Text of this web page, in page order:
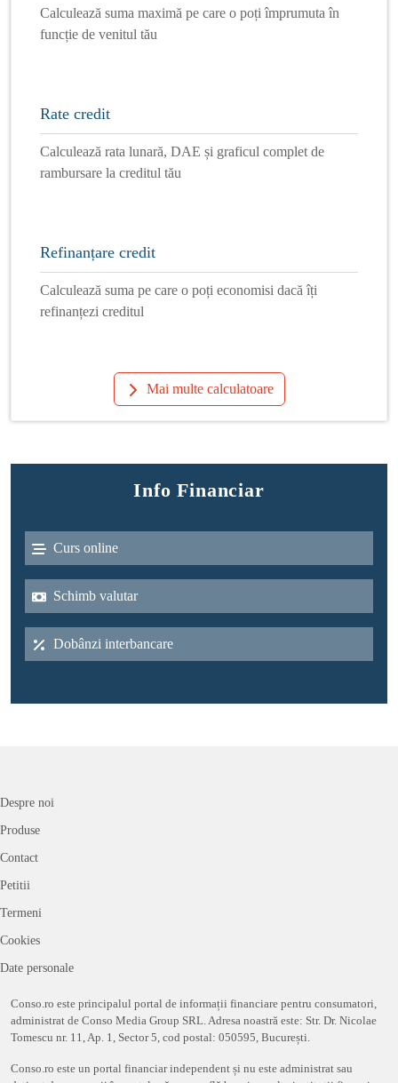
Calculează suma maximă pe care o poți împrumuta în
funcție de venitul tău
Rate credit
Calculează rata lunară, DAE și graficul complet de
rambursare la creditul tău
Refinanțare credit
Calculează suma pe care o poți economisi dacă îți
refinanțezi creditul
Mai multe calculatoare
Info Financiar
Curs online
Schimb valutar
Dobânzi interbancare
Despre noi
Produse
Contact
Petitii
Termeni
Cookies
Date personale
Conso.ro este principalul portal de informații financiare pentru consumatori,
administrat de Conso Media Group SRL. Adresa noastră este: Str. Dr. Nicolae
Tomescu nr. 11, Ap. 1, Sector 5, cod postal: 050595, București.
Conso.ro este un portal financiar independent și nu este administrat sau